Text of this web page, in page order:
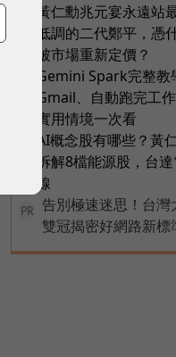
黃仁勳兆元宴永遠站
低調的二代鄭平，憑
被市場重新定價？
Gemini Spark完整教
Gmail、自動跑完工
實用情境一次看
AI概念股有哪些？黃
拆解8檔能源股，台
線
PR
告別極速迷思！台灣
雙冠揭密好網路新標